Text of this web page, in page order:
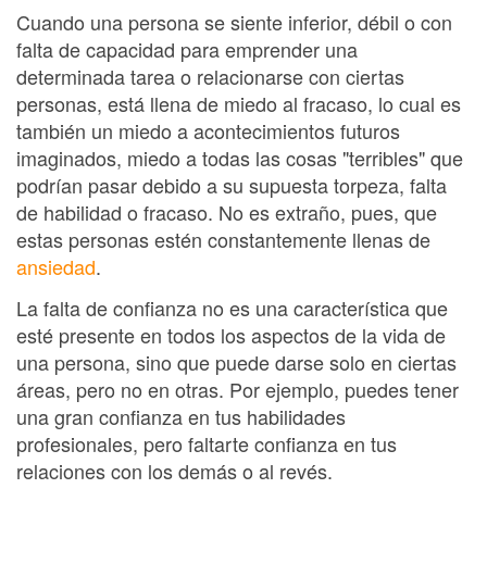
Cuando una persona se siente inferior, débil o con
falta de capacidad para emprender una
determinada tarea o relacionarse con ciertas
personas, está llena de miedo al fracaso, lo cual es
también un miedo a acontecimientos futuros
imaginados, miedo a todas las cosas "terribles" que
podrían pasar debido a su supuesta torpeza, falta
de habilidad o fracaso. No es extraño, pues, que
estas personas estén constantemente llenas de
ansiedad.
La falta de confianza no es una característica que
esté presente en todos los aspectos de la vida de
una persona, sino que puede darse solo en ciertas
áreas, pero no en otras. Por ejemplo, puedes tener
una gran confianza en tus habilidades
profesionales, pero faltarte confianza en tus
relaciones con los demás o al revés.